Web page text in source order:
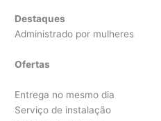
Destaques
Administrado por mulheres
Ofertas
Entrega no mesmo dia
Serviço de instalação